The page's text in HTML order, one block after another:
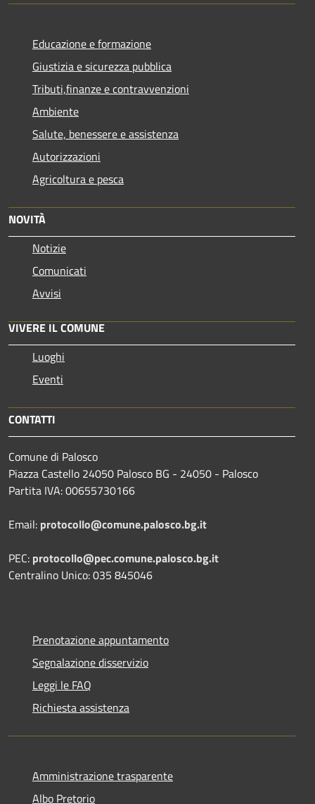
Educazione e formazione
Giustizia e sicurezza pubblica
Tributi,finanze e contravvenzioni
Ambiente
Salute, benessere e assistenza
Autorizzazioni
Agricoltura e pesca
NOVITÀ
Notizie
Comunicati
Avvisi
VIVERE IL COMUNE
Luoghi
Eventi
CONTATTI
Comune di Palosco
Piazza Castello 24050 Palosco BG - 24050 - Palosco
Partita IVA: 00655730166
Email: protocollo@comune.palosco.bg.it
PEC: protocollo@pec.comune.palosco.bg.it
Centralino Unico: 035 845046
Prenotazione appuntamento
Segnalazione disservizio
Leggi le FAQ
Richiesta assistenza
Amministrazione trasparente
Albo Pretorio